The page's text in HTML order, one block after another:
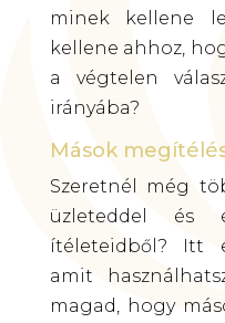
minek kellene
kellene ahhoz,
a végtelen
irányába?
Mások
Szeretnél még
üzleteddel és
ítéleteidből? Itt
amit
magad, hogy